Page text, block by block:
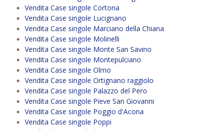
Vendita Case singole Cortona
Vendita Case singole Lucignano
Vendita Case singole Marciano della Chiana
Vendita Case singole Molinelli
Vendita Case singole Monte San Savino
Vendita Case singole Montepulciano
Vendita Case singole Olmo
Vendita Case singole Ortignano raggiolo
Vendita Case singole Palazzo del Pero
Vendita Case singole Pieve San Giovanni
Vendita Case singole Poggio d'Acona
Vendita Case singole Poppi